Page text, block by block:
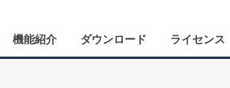
機能紹介 ダウンロード ライセンス